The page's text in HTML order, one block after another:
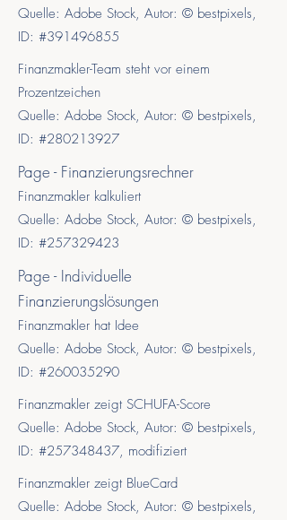
Quelle: Adobe Stock, Autor: © bestpixels,
ID: #391496855
Finanzmakler-Team steht vor einem
Prozentzeichen
Quelle: Adobe Stock, Autor: © bestpixels,
ID: #280213927
Page - Finanzierungsrechner
Finanzmakler kalkuliert
Quelle: Adobe Stock, Autor: © bestpixels,
ID: #257329423
Page - Individuelle
Finanzierungslösungen
Finanzmakler hat Idee
Quelle: Adobe Stock, Autor: © bestpixels,
ID: #260035290
Finanzmakler zeigt SCHUFA-Score
Quelle: Adobe Stock, Autor: © bestpixels,
ID: #257348437, modifiziert
Finanzmakler zeigt BlueCard
Quelle: Adobe Stock, Autor: © bestpixels,